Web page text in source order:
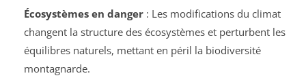
Écosystèmes en danger: Les modifications du climat
changent la structure des écosystèmes et perturbent les
équilibres naturels, mettant en péril la biodiversité
montagnarde.